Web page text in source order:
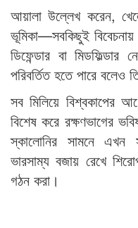
আয়ালা উল্লেখ করেন,
ভূমিকা—সবকিছুই
ডিফেন্ডার বা মিডফিল্ডার
পরিবর্তিত হতে পারে বলেও
সব মিলিয়ে বিশ্বকাপের
বিশেষ করে রক্ষণভাগের
স্কালোনির সামনে এখন
ভারসাম্য বজায় রেখে
গঠন করা।